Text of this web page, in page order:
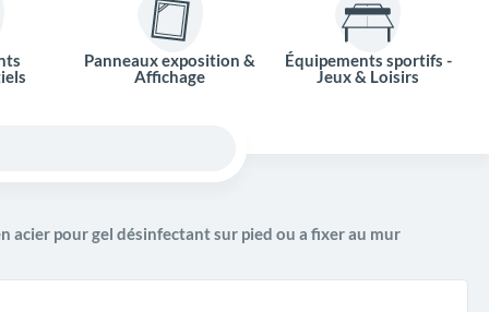
Panneaux exposition &
Affichage
Équipements sportifs -
Jeux & Loisirs
acier pour gel désinfectant sur pied ou a fixer au mur